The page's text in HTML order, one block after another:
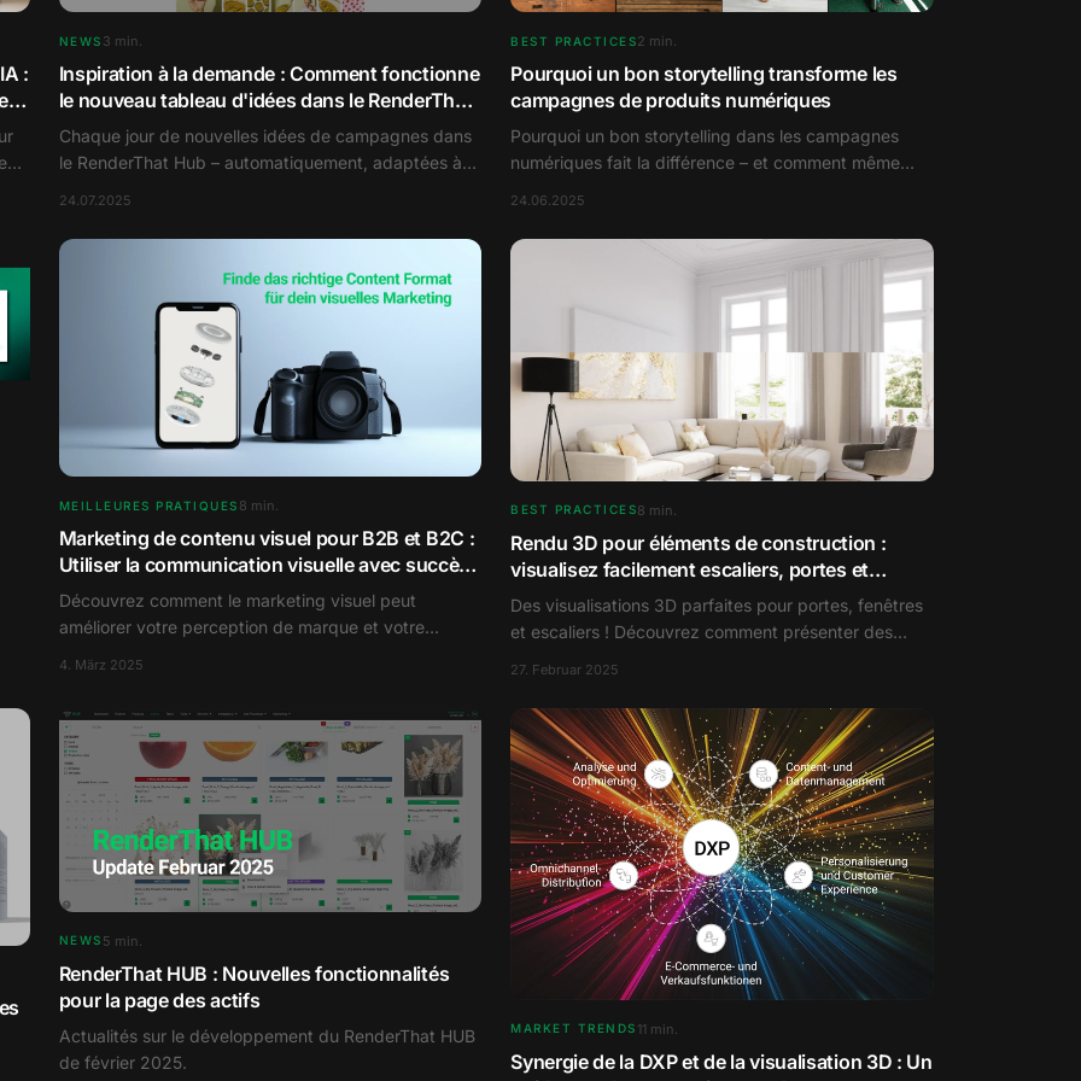
:
NEWS 3 min.
Inspiration à la demande : Comment fonctionne
le nouveau tableau d'idées dans le RenderThat
Hub
Chaque jour de nouvelles idées de campagnes dans
le RenderThat Hub – automatiquement, adaptées à
24.07.2025
BEST PRACTICES2 min.
Pourquoi un bon storytelling transforme les
campagnes de produits numériques
Pourquoi un bon storytelling dans les campagnes
numériques fait la différence – et comment même
24.06.2025
MEILLEURES PRATIQUES 8 min.
Marketing de contenu visuel pour B2B et B2C :
Utiliser la communication visuelle avec succès
sur les canaux numériques
Découvrez comment le marketing visuel peut
améliorer votre perception de marque et votre
4. März 2025
BEST PRACTICES8 min.
Rendu 3D pour éléments de construction :
visualisez facilement escaliers, portes et
fenêtres
Des visualisations 3D parfaites pour portes, fenêtres
et escaliers ! Découvrez comment présenter des
27. Februar 2025
NEWS 5 min.
RenderThat HUB : Nouvelles fonctionnalités
pour la page des actifs
Actualités sur le développement du RenderThat HUB
de février 2025.
MARKET TRENDS 11 min.
Synergie de la DXP et de la visualisation 3D : Un